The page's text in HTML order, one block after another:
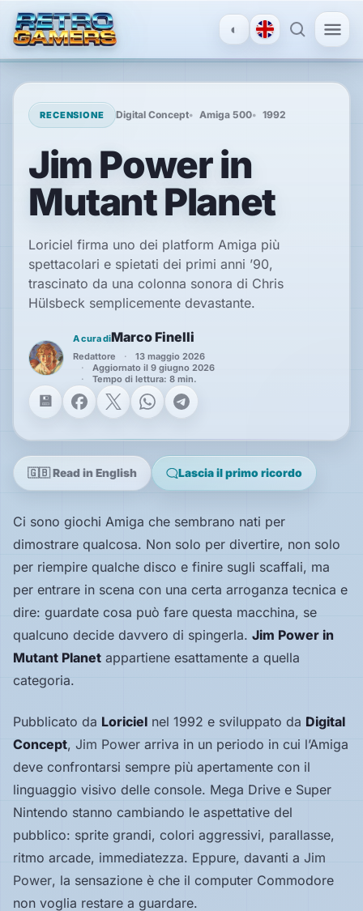
◐
MENU
×
ACCOUNT
Accedi
/
Registrati
SCOPRI
Recensioni
News
Speciali
Guide
giocabili
oggi
Emulatori
interpreti
Memories
Interviste
Hardware
PIATTAFORME
Tutte
le
piattaforme
Console
RECENSIONE Digital Concept Amiga 500 1992
Jim Power in
Mutant Planet
Loriciel firma uno dei platform Amiga più
spettacolari e spietati dei primi anni ’90,
trascinato da una colonna sonora di Chris
Hülsbeck semplicemente devastante.
A cura diMarco Finelli
Redattore
13 maggio 2026
Aggiornato il 9 giugno 2026
Tempo di lettura: 8 min.
Facebook
X WhatsApp
Telegram
🇬🇧 Read in English Lascia il primo ricordo
Ci sono giochi Amiga che sembrano nati per
dimostrare qualcosa. Non solo per divertire, non solo
per riempire qualche disco e finire sugli scaffali, ma
per entrare in scena con una certa arroganza tecnica e
dire: guardate cosa può fare questa macchina, se
qualcuno decide davvero di spingerla. Jim Power in
Mutant Planet appartiene esattamente a quella
categoria.
Pubblicato da Loriciel nel 1992 e sviluppato da Digital
Concept, Jim Power arriva in un periodo in cui l’Amiga
deve confrontarsi sempre più apertamente con il
linguaggio visivo delle console. Mega Drive e Super
Nintendo stanno cambiando le aspettative del
pubblico: sprite grandi, colori aggressivi, parallasse,
ritmo arcade, immediatezza. Eppure, davanti a Jim
Power, la sensazione è che il computer Commodore
non voglia restare a guardare.